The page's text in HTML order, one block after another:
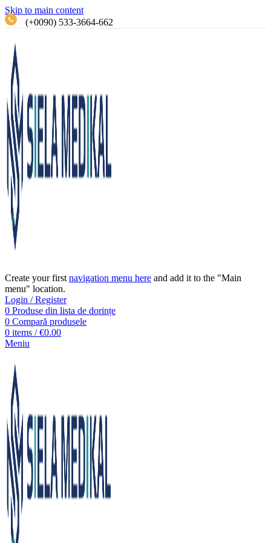
Skip to main content
(+0090) 533-3664-662
Create your first navigation menu here and add it to the "Main
menu" location.
Login / Register
0 Produse din lista de dorințe
0 Compară produsele
0 items / €0.00
Meniu